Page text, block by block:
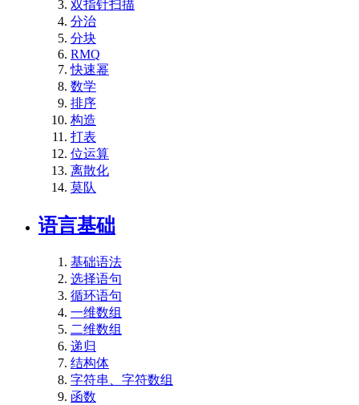
双指针扫描
分治
分块
RMQ
快速幂
数学
排序
构造
打表
位运算
离散化
莫队
语言基础
基础语法
选择语句
循环语句
一维数组
二维数组
递归
结构体
字符串、字符数组
函数